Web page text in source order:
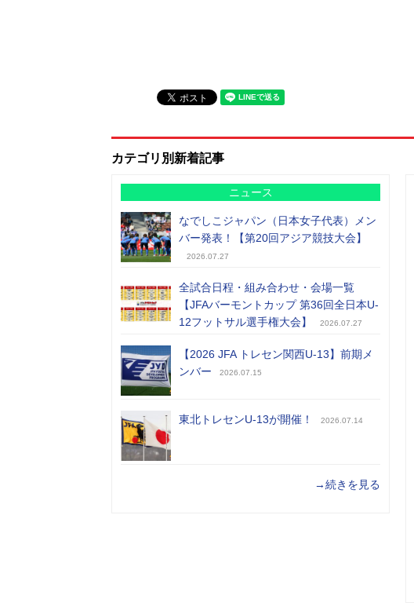
カテゴリ別新着記事
ニュース
なでしこジャパン（日本女子代表）メン
バー発表！【第20回アジア競技大会】
2026.07.27
全試合日程・組み合わせ・会場一覧
【JFAバーモントカップ 第36回全日本U-
12フットサル選手権大会】
2026.07.27
【2026 JFA トレセン関西U-13】前期メ
ンバー
2026.07.15
東北トレセンU-13が開催！ 2026.07.14
→続きを見る